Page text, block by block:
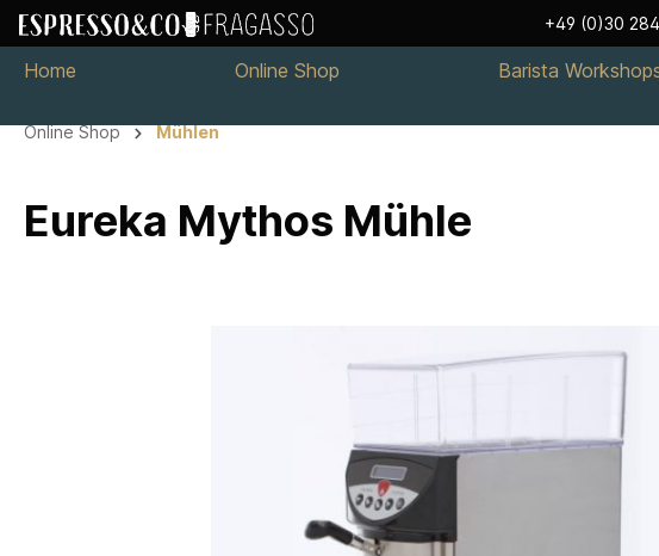
+49 (0)30
Home
Online Shop Barista
Online Shop Mühlen
Eureka Mythos Mühle